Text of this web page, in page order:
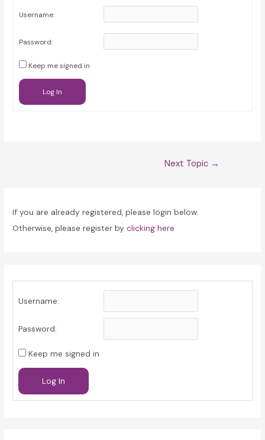
Username:
Password:
Keep me signed in
Log In
Next Topic →
If you are already registered, please login below.
Otherwise, please register byclicking here
Username:
Password:
Keep me signed in
Log In